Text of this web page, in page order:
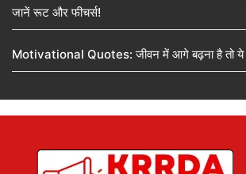
जानें रूट और फीचर्स!
Motivational Quotes: जीवन में आगे बढ़ना है तो ये